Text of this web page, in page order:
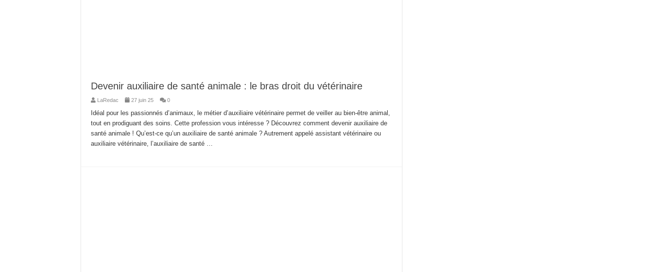
Devenir auxiliaire de santé animale : le bras droit du vétérinaire
LaRedac 27 juin 25 0
Idéal pour les passionnés d’animaux, le métier d’auxiliaire vétérinaire permet de veiller au bien-être animal,
tout en prodiguant des soins. Cette profession vous intéresse ? Découvrez comment devenir auxiliaire de
santé animale ! Qu’est-ce qu’un auxiliaire de santé animale ? Autrement appelé assistant vétérinaire ou
auxiliaire vétérinaire, l’auxiliaire de santé …